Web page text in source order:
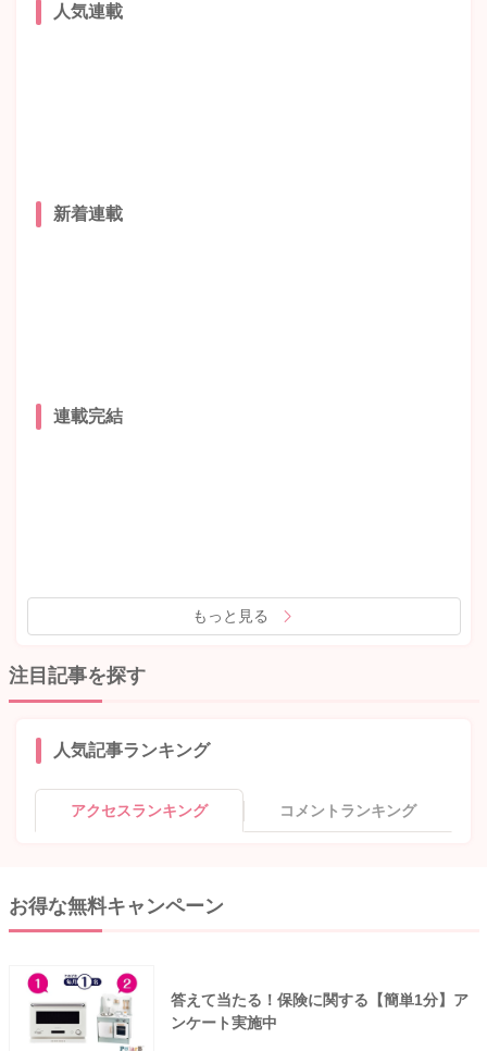
人気連載
新着連載
連載完結
もっと見る
注目記事を探す
人気記事ランキング
アクセスランキング コメントランキング
お得な無料キャンペーン
答えて当たる！保険に関する【簡単1分】ア
ンケート実施中